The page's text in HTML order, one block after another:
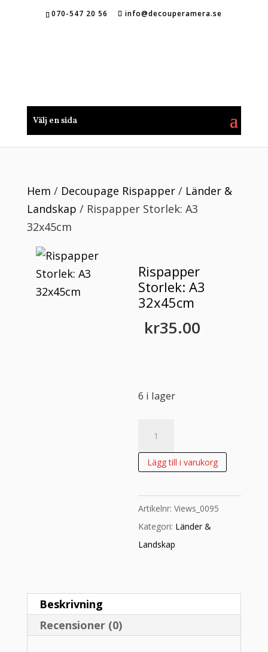
070-547 20 56 info@decouperamera.se
Välj en sida
Hem / Decoupage Rispapper/ Länder &
Landskap / Rispapper Storlek: A3
32x45cm
Rispapper
Storlek: A3
32x45cm
kr35.00
6 i lager
A3
mängd
Lägg till i varukorg
Artikelnr:Views_0095
Kategori: Länder &
Landskap
Beskrivning
Recensioner (0)